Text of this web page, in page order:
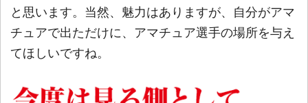
と思います。当然、魅力はありますが、自分がアマ
チュアで出ただけに、アマチュア選手の場所を与え
てほしいですね。